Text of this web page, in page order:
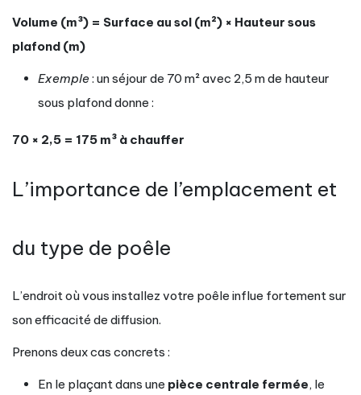
Volume (m³) = Surface au sol (m²) × Hauteur sous
plafond (m)
Exemple: un séjour de 70 m² avec 2,5 m de hauteur
sous plafond donne :
70 × 2,5 = 175 m³ à chauffer
L’importance de l’emplacement et
du type de poêle
L’endroit où vous installez votre poêle influe fortement sur
son efficacité de diffusion.
Prenons deux cas concrets :
En le plaçant dans une pièce centrale fermée, le